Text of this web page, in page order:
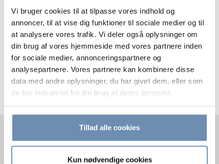
Vi bruger cookies til at tilpasse vores indhold og
annoncer, til at vise dig funktioner til sociale medier og til
at analysere vores trafik. Vi deler også oplysninger om
din brug af vores hjemmeside med vores partnere inden
for sociale medier, annonceringspartnere og
analysepartnere. Vores partnere kan kombinere disse
data med andre oplysninger, du har givet dem, eller som
de har indsamlet fra din brug af deres tjenester.
Tillad alle cookies
Kun nødvendige cookies
Separation og skilsmisse
Læs mere
Testamenter og ægtepagter
Læs mere
KONTAKT